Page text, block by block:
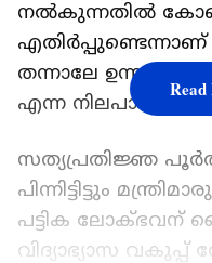
നൽകുന്നതിൽ
തന്നാലേ ഉന്നത
എന്ന നിലപാടിലാണ്
സത്യപ്രതിജ്ഞ
പിന്നിട്ടിട്ടും
പട്ടിക ലോക്ഭവന്
വിദ്യാഭ്യാസ